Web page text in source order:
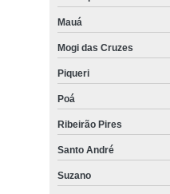
Mauá
Mogi das Cruzes
Piqueri
Poá
Ribeirão Pires
Santo André
Suzano